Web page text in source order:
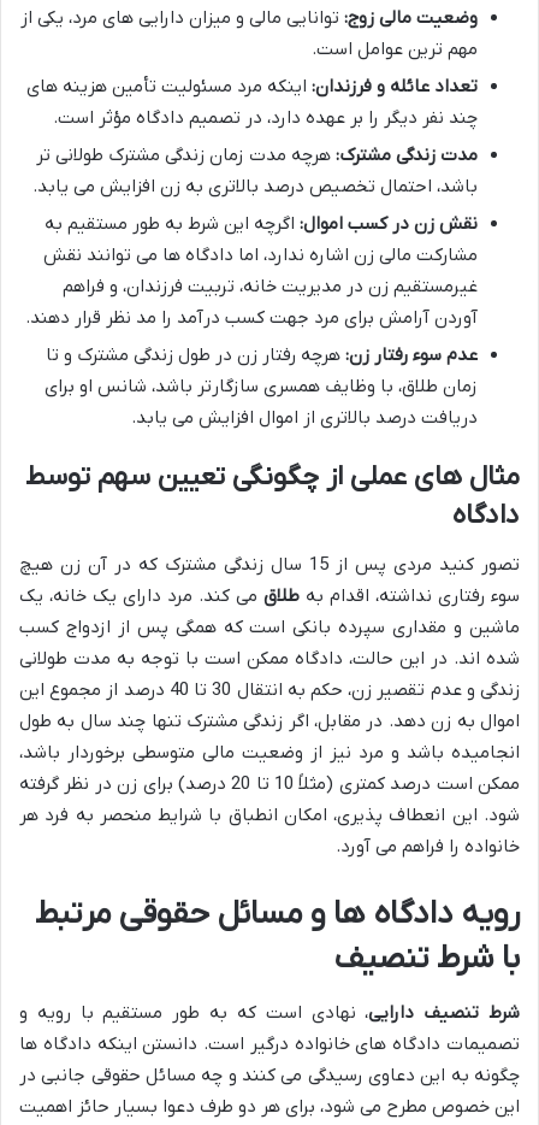
وضعیت مالی زوج: توانایی مالی و میزان دارایی های مرد، یکی از
مهم ترین عوامل است.
تعداد عائله و فرزندان: اینکه مرد مسئولیت تأمین هزینه های
چند نفر دیگر را بر عهده دارد، در تصمیم دادگاه مؤثر است.
مدت زندگی مشترک: هرچه مدت زمان زندگی مشترک طولانی تر
باشد، احتمال تخصیص درصد بالاتری به زن افزایش می یابد.
نقش زن در کسب اموال: اگرچه این شرط به طور مستقیم به
مشارکت مالی زن اشاره ندارد، اما دادگاه ها می توانند نقش
غیرمستقیم زن در مدیریت خانه، تربیت فرزندان، و فراهم
آوردن آرامش برای مرد جهت کسب درآمد را مد نظر قرار دهند.
عدم سوء رفتار زن: هرچه رفتار زن در طول زندگی مشترک و تا
زمان طلاق، با وظایف همسری سازگارتر باشد، شانس او برای
دریافت درصد بالاتری از اموال افزایش می یابد.
مثال های عملی از چگونگی تعیین سهم توسط
دادگاه
تصور کنید مردی پس از 15 سال زندگی مشترک که در آن زن هیچ
سوء رفتاری نداشته، اقدام به طلاق می کند. مرد دارای یک خانه، یک
ماشین و مقداری سپرده بانکی است که همگی پس از ازدواج کسب
شده اند. در این حالت، دادگاه ممکن است با توجه به مدت طولانی
زندگی و عدم تقصیر زن، حکم به انتقال 30 تا 40 درصد از مجموع این
اموال به زن دهد. در مقابل، اگر زندگی مشترک تنها چند سال به طول
انجامیده باشد و مرد نیز از وضعیت مالی متوسطی برخوردار باشد،
ممکن است درصد کمتری (مثلاً 10 تا 20 درصد) برای زن در نظر گرفته
شود. این انعطاف پذیری، امکان انطباق با شرایط منحصر به فرد هر
خانواده را فراهم می آورد.
رویه دادگاه ها و مسائل حقوقی مرتبط
با شرط تنصیف
شرط تنصیف دارایی، نهادی است که به طور مستقیم با رویه و
تصمیمات دادگاه های خانواده درگیر است. دانستن اینکه دادگاه ها
چگونه به این دعاوی رسیدگی می کنند و چه مسائل حقوقی جانبی در
این خصوص مطرح می شود، برای هر دو طرف دعوا بسیار حائز اهمیت